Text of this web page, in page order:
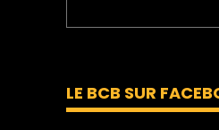
LE BCB SUR